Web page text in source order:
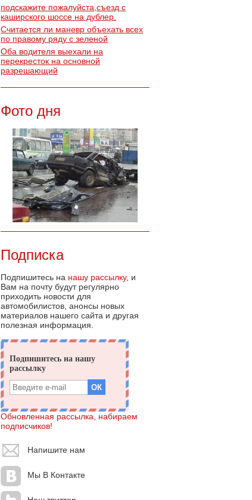
подскажите пожалуйста,съезд с
каширского шоссе на дублер.
Считается ли маневр объехать всех
по правому ряду с зеленой
Оба водителя выехали на
перекресток на основной
разрешающий
Фото дня
Подписка
Подпишитесь на нашу рассылку, и
Вам на почту будут регулярно
приходить новости для
автомобилистов, анонсы новых
материалов нашего сайта и другая
полезная информация.
Обновленная рассылка, набираем
подписчиков!
Напишите нам
Мы В Контакте